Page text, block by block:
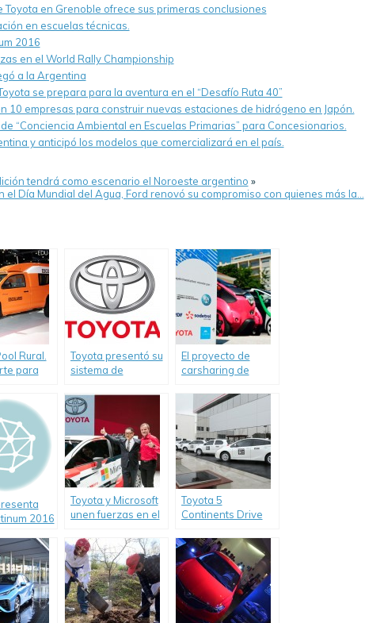
Toyota en Grenoble ofrece sus primeras conclusiones
en escuelas técnicas.
2016
en el World Rally Championship
a la Argentina
se prepara para la aventura en el “Desafío Ruta 40”
10 empresas para construir nuevas estaciones de hidrógeno en Japón.
“Conciencia Ambiental en Escuelas Primarias” para Concesionarios.
y anticipó los modelos que comercializará en el país.
tendrá como escenario el Noroeste argentino »
el Día Mundial del Agua, Ford renovó su compromiso con quienes más la…
Rural.
para
Toyota presentó su
sistema de
autónoma en
ciudad
El proyecto de
carsharing de
Grenoble ofrece
sus primeras
conclusiones
2016
Toyota y Microsoft
unen fuerzas en el
Championship
Toyota 5
Continents Drive